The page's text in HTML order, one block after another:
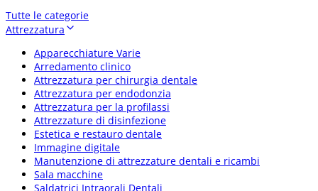
Tutte le categorie
Attrezzatura
Apparecchiature Varie
Arredamento clinico
Attrezzatura per chirurgia dentale
Attrezzatura per endodonzia
Attrezzatura per la profilassi
Attrezzature di disinfezione
Estetica e restauro dentale
Immagine digitale
Manutenzione di attrezzature dentali e ricambi
Sala macchine
Saldatrici Intraorali Dentali